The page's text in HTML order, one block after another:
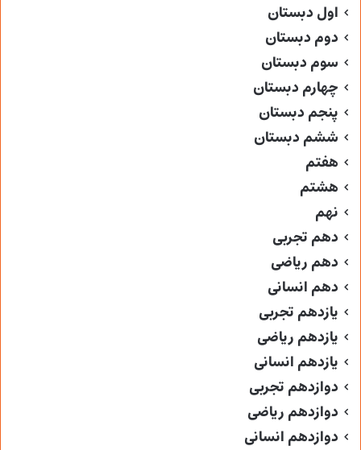
اول دبستان
دوم دبستان
سوم دبستان
چهارم دبستان
پنجم دبستان
ششم دبستان
هفتم
هشتم
نهم
دهم تجربی
دهم ریاضی
دهم انسانی
یازدهم تجربی
یازدهم ریاضی
یازدهم انسانی
دوازدهم تجربی
دوازدهم ریاضی
دوازدهم انسانی